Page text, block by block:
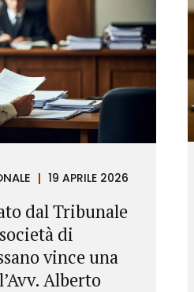
19 APRILE 2026
dal Tribunale
di
vince una
Alberto